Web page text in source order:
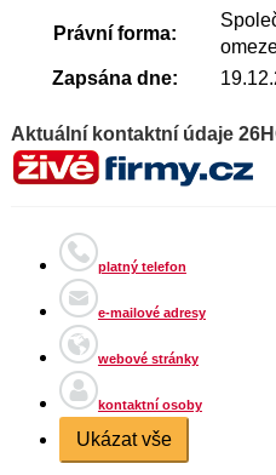
Právní forma:
Zapsána dne:
Aktuální kontaktní údaje
platný telefon
e-mailové adresy
webové stránky
kontaktní osoby
Ukázat vše